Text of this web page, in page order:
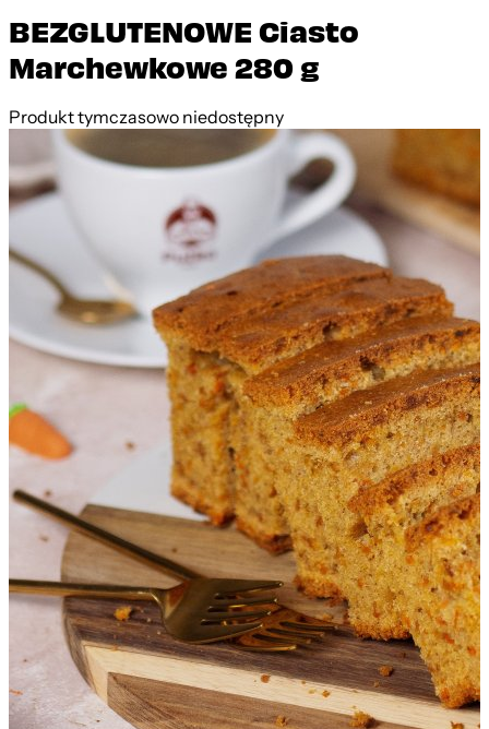
BEZGLUTENOWE Ciasto
Marchewkowe 280 g
Produkt tymczasowo niedostępny